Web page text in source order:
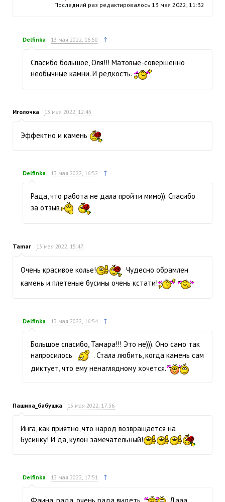
Последний раз редактировалось 13 мая 2022, 11:32
Delfinka 13 мая 2022, 16:50 ↑
Спасибо большое, Оля!!! Матовые-совершенно
необычные камни. И редкость.
Иголочка 13 мая 2022, 12:43
Эффектно и камень
Delfinka 13 мая 2022, 16:52 ↑
Рада, что работа не дала пройти мимо)). Спасибо
за отзыв
Tamar 13 мая 2022, 15:47
Очень красивое колье!
Чудесно обрамлен
камень и плетеные бусины очень кстати!
Delfinka 13 мая 2022, 16:54 ↑
Большое спасибо, Тамара!!! Это не))). Оно само так
напросилось
. Стала любить, когда камень сам
диктует, что ему ненаглядному хочется.
Пашина_бабушка 13 мая 2022, 17:36
Инга, как приятно, что народ возвращается на
Бусинку! И да, кулон замечательный!
Delfinka 13 мая 2022, 17:51 ↑